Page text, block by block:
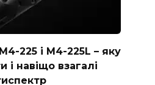
225 і M4-225L – яку
і навіщо взагалі